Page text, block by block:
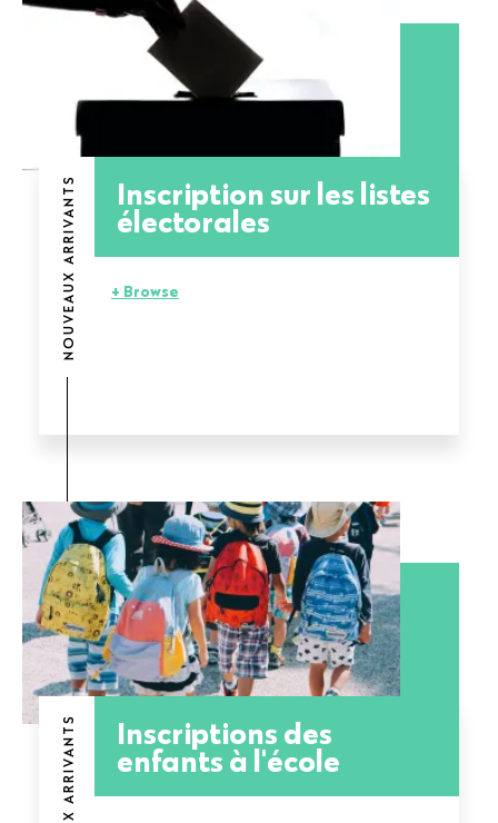
NOUVEAUX ARRIVANTS Inscription sur les listes
électorales
+ Browse
Inscriptions des
enfants à l'école